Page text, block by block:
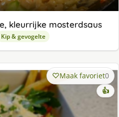
kleurrijke mosterdsaus
Kip & gevogelte
Maak favoriet0
👍